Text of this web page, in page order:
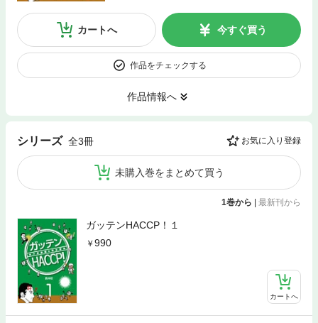
カートへ 今すぐ買う
作品をチェックする
作品情報へ
シリーズ 全3冊 お気に入り登録
未購入巻をまとめて買う
1巻から 最新刊から
ガッテンHACCP！１
990
カートへ